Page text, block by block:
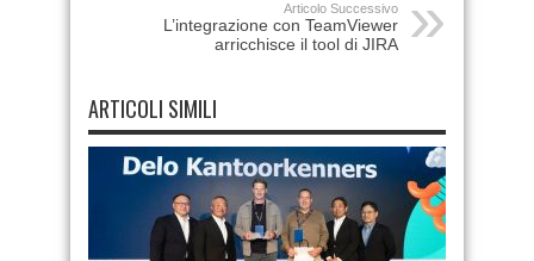
Articolo Successivo
L’integrazione con TeamViewer
arricchisce il tool di JIRA
ARTICOLI SIMILI